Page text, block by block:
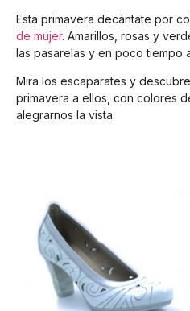
Esta primavera decántate por
de mujer. Amarillos, rosas y
las pasarelas y en poco tiempo
Mira los escaparates y
primavera a ellos, con colores
alegrarnos la vista.